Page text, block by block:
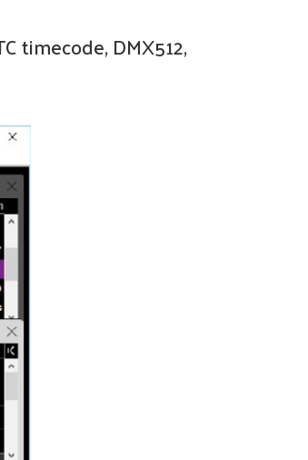
timecode, DMX512,